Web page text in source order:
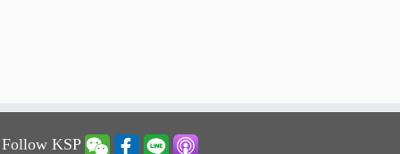
Follow KSP